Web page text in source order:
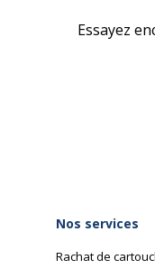
Essayez
Nos services
Rachat de